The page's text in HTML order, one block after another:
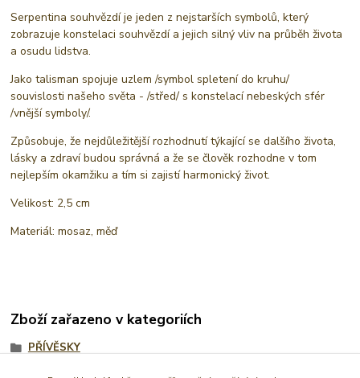
Serpentina souhvězdí je jeden z nejstarších symbolů, který
zobrazuje konstelaci souhvězdí a jejich silný vliv na průběh života
a osudu lidstva.
Jako talisman spojuje uzlem /symbol spletení do kruhu/
souvislosti našeho světa - /střed/ s konstelací nebeských sfér
/vnější symboly/.
Způsobuje, že nejdůležitější rozhodnutí týkající se dalšího života,
lásky a zdraví budou správná a že se člověk rozhodne v tom
nejlepším okamžiku a tím si zajistí harmonický život.
Velikost: 2,5 cm
Materiál: mosaz, měď
Zboží zařazeno v kategoriích
PŘÍVĚSKY